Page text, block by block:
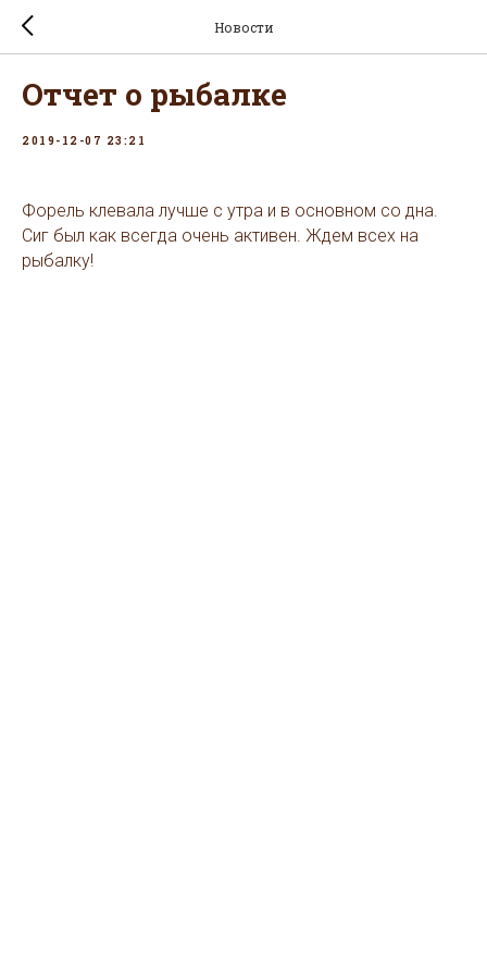
Новости
Отчет о рыбалке
2019-12-07 23:21
Форель клевала лучше с утра и в основном со дна.
Сиг был как всегда очень активен. Ждем всех на
рыбалку!